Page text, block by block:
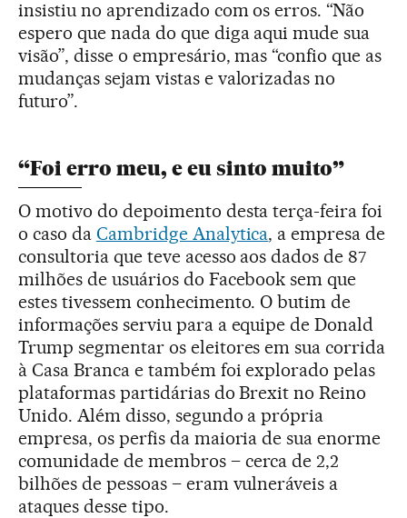
insistiu no aprendizado com os erros. “Não
espero que nada do que diga aqui mude sua
visão”, disse o empresário, mas “confio que as
mudanças sejam vistas e valorizadas no
futuro”.
“Foi erro meu, e eu sinto muito”
O motivo do depoimento desta terça-feira foi
o caso da Cambridge Analytica, a empresa de
consultoria que teve acesso aos dados de 87
milhões de usuários do Facebook sem que
estes tivessem conhecimento. O butim de
informações serviu para a equipe de Donald
Trump segmentar os eleitores em sua corrida
à Casa Branca e também foi explorado pelas
plataformas partidárias do Brexit no Reino
Unido. Além disso, segundo a própria
empresa, os perfis da maioria de sua enorme
comunidade de membros – cerca de 2,2
bilhões de pessoas – eram vulneráveis a
ataques desse tipo.